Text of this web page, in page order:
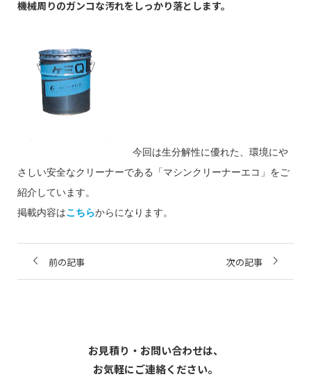
機械周りのガンコな汚れをしっかり落とします。
今回は生分解性に優れた、環境にや
さしい安全なクリーナーである「マシンクリーナーエコ」をご
紹介しています。
掲載内容はこちらからになります。
前の記事 次の記事
お見積り・お問い合わせは、
お気軽にご連絡ください。